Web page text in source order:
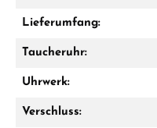
Lieferumfang:
Taucheruhr:
Uhrwerk:
Verschluss: